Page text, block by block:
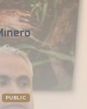
PUBLIC